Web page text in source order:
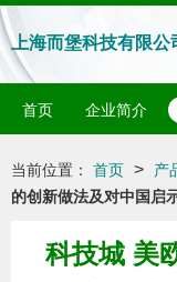
上海而堡科技有限公
首页 企业简介
当前位置： 首页 > 产
的创新做法及对中国启
科技城 美